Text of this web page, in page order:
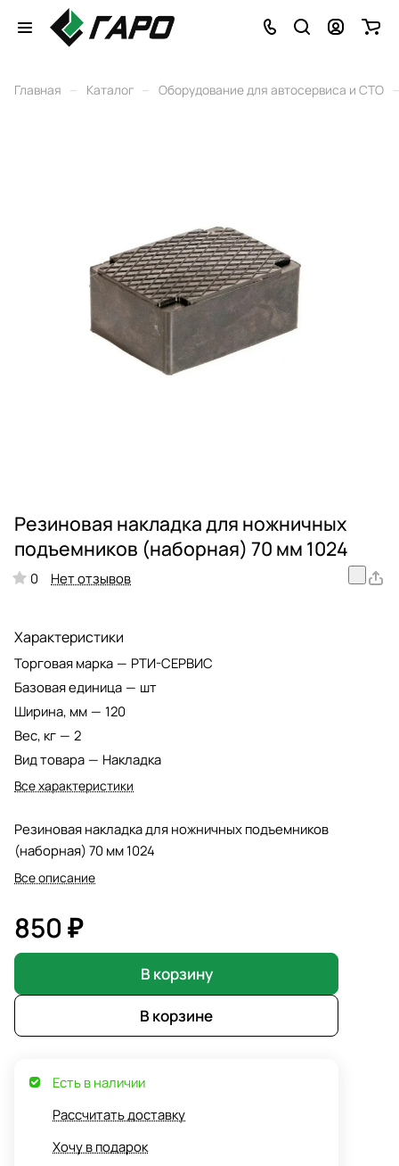
Главная – Каталог – Оборудование для автосервиса и СТО –
Резиновая накладка для ножничных
подъемников (наборная) 70 мм 1024
0 Нет отзывов
Характеристики
Торговая марка — РТИ-СЕРВИС
Базовая единица — шт
Ширина, мм — 120
Вес, кг — 2
Вид товара — Накладка
Все характеристики
Резиновая накладка для ножничных подъемников
(наборная) 70 мм 1024
Все описание
850 ₽
В корзину
В корзине
Есть в наличии
Рассчитать доставку
Хочу в подарок